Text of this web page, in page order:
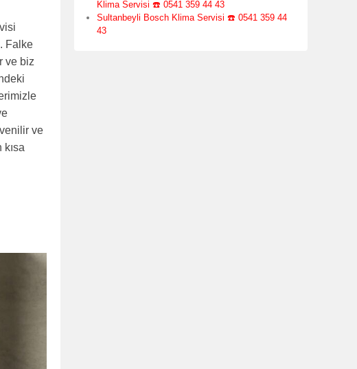
Falke
ve biz
ve
kısa
Klima Servisi ☎️ 0541 359 44 43
Sultanbeyli Bosch Klima Servisi ☎️ 0541 359 44
43